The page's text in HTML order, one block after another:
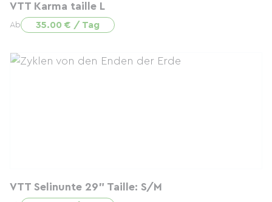
VTT Karma taille L
Ab 35.00 € / Tag
VTT Selinunte 29" Taille: S/M